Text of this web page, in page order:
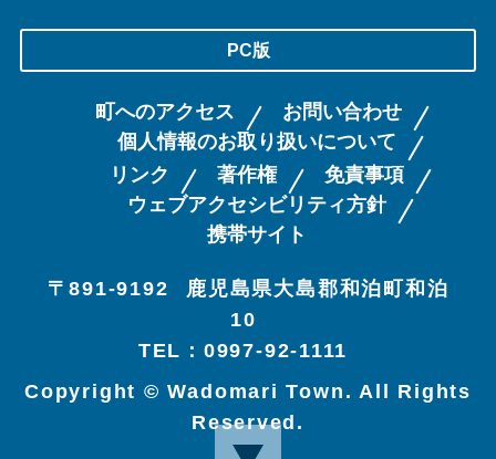
PC版
町へのアクセス
お問い合わせ
個人情報のお取り扱いについて
リンク
著作権
免責事項
ウェブアクセシビリティ方針
携帯サイト
〒891-9192
鹿児島県大島郡和泊町和泊
10
TEL：0997-92-1111
Copyright © Wadomari Town. All Rights
Reserved.